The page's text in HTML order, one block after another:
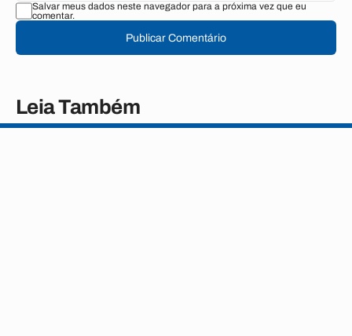
Salvar meus dados neste navegador para a próxima vez que eu
comentar.
Publicar Comentário
Leia Também